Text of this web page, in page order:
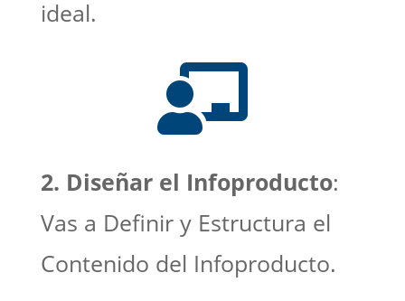
ideal.

2. Diseñar el Infoproducto:
Vas a Definir y Estructura el
Contenido del Infoproducto.